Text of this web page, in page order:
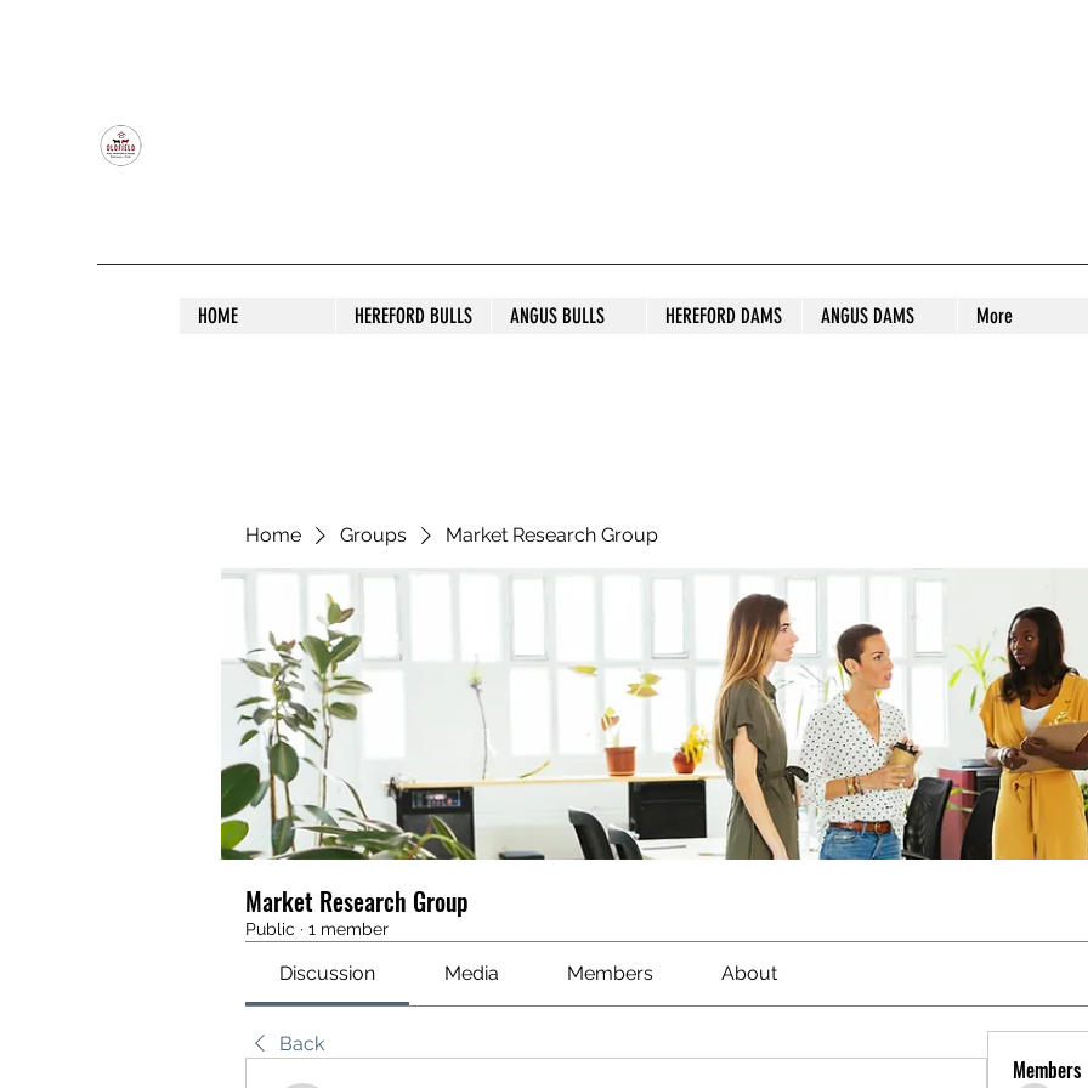
HOME HEREFORD BULLS ANGUS BULLS HEREFORD DAMS ANGUS DAMS More
Home Groups Market Research Group
Market Research Group
Public · 1 member
Discussion Media Members About
Back
Members